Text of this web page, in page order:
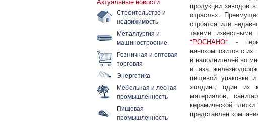
Строительство и
недвижимость
Металлургия и
машиностроение
Розничная и оптовая
торговля
Энергетика
Мебельная и лесная
промышленность
Пищевая
промышленность
продукции заводов
отраслях.
строятся или
такими известными
"РОСНАНО" -
нанокомпозитов с
и наполнителей во
и газа,
пищевой упаковки
холдинг, один из
материалов,
керамической
представлен